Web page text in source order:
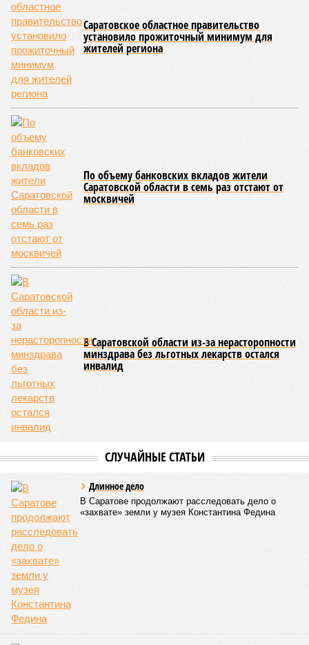
Гостями мероприятия стали подопечные фондов «Александр Невский» и
«Защитники Отечества» (фото: saratov-eparhia.ru)
В зрительном зале собрались особые гости, ради которых
и задумывалось это душевное мероприятие. Приглашения
получили подопечные благотворительного фонда
«Александр Невский» – дети с ограниченными
возможностями здоровья и их родители, а также учащиеся
школы-интерната, расположенной в городе Марксе. Кроме
того, на концерт прибыли подопечные саратовского
филиала государственного фонда «Защитники Отечества»,
объединяющего членов семей участников специальной
военной операции. В зале также присутствовали сестры
епархиального общества «Милосердие» и прихожане
саратовских храмов.
Среди почетных гостей были митрополит Саратовский и
семинарии, секретарь Епархиального совета протоиерей
Сергий Штурбабин, представители епархии, ректор
Саратовской государственной консерватории
Митрополит Саратовский и Вольский Игнатий (фото: saratov-eparhia.ru)
Перед началом основной программы все участники
Святой Пасхи, задав тем самым торжественный и глубоко
духовный тон всему вечеру. Затем к собравшимся
обратился глава Саратовской митрополии. Он напомнил о
приближающемся завершении пасхального периода и
выразил надежду, что тепло будет не только в окружающей
природе, но и в душах собравшихся людей.
«Хочу поблагодарить всех родителей,
преподавателей, наставников, самих учащихся,
которые свои выходные дни тратят на то, чтобы
прийти в храм, чтобы продолжать внеклассную